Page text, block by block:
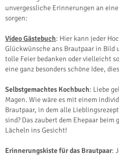
unvergessliche Erinnerungen an
sorgen:
Video Gästebuch: Hier kann jeder
Glückwünsche ans Brautpaar in Bild
tolle Feier bedanken oder vielleicht
eine ganz besonders schöne Idee,
Selbstgemachtes Kochbuch: Liebe
Magen. Wie wäre es mit einem
Brautpaar, in dem alle
sind? Das zaubert dem Ehepaar
Lächeln ins Gesicht!
Erinnerungskiste für das Brautpaar: